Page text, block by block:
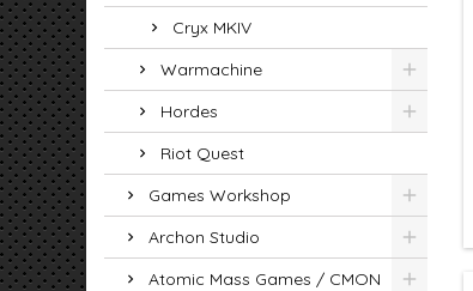
Cryx MKIV
Warmachine
Hordes
Riot Quest
Games Workshop
Archon Studio
Atomic Mass Games / CMON